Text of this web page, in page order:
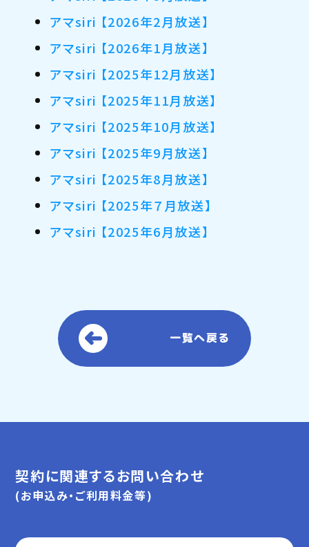
アマsiri 【2026年2月放送】
アマsiri 【2026年1月放送】
アマsiri 【2025年12月放送】
アマsiri 【2025年11月放送】
アマsiri 【2025年10月放送】
アマsiri 【2025年9月放送】
アマsiri 【2025年8月放送】
アマsiri 【2025年７月放送】
アマsiri 【2025年6月放送】
一覧へ戻る
契約に関連するお問い合わせ
(お申込み・ご利用料金等)